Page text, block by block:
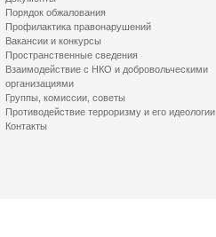
Порядок обжалования
Профилактика правонарушений
Вакансии и конкурсы
Пространственные сведения
Взаимодействие с НКО и добровольческими
организациями
Группы, комиссии, советы
Противодействие терроризму и его идеологии
Контакты